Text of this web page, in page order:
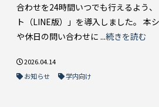
合わせを24時間いつでも行えるよう
ト（LINE版）」を導入しました。 本
や休日の問い合わせに ...続きを読む
2026.04.14
お知らせ
学内向け